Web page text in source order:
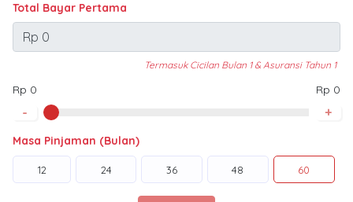
Total Bayar Pertama
Termasuk Cicilan Bulan 1 & Asuransi Tahun 1
Rp 0 Rp 0
- +
Masa Pinjaman (Bulan)
12 24 36 48 60